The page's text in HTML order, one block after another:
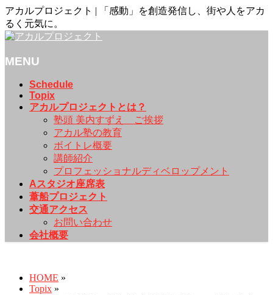
アカルプロジェクト | 「感動」を創造発信し、街や人をアカ
るく元気に。
MENU
Schedule
Topix
アカルプロジェクトとは？
塾頭 美内すずえ ご挨拶
アカル塾の教育
ボイトレ概要
講師紹介
プロフェッショナルディベロップメント
Aスタジオ座席表
葦船プロジェクト
交通アクセス
お問い合わせ
会社概要
HOME »
Topix »